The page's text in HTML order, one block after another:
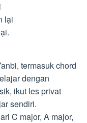
lại
termasuk chord
dengan
ikut les privat
sendiri.
C major, A major,